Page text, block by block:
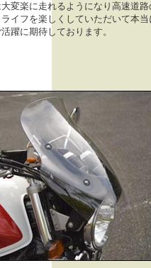
変楽に走れるようになり高速道
イフを楽しくしていただいて本
躍に期待しております。